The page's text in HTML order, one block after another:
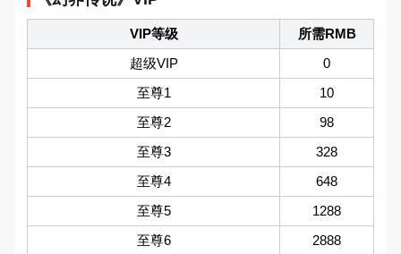
VIP等级
所需RMB
超级VIP
0
至尊1
10
至尊2
98
至尊3
328
至尊4
648
至尊5
1288
至尊6
2888